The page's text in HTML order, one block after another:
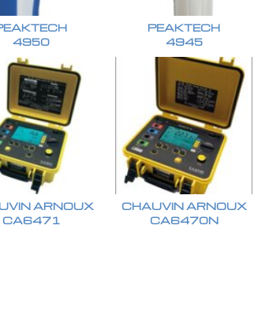
4950
PEAKTECH
4945
ARNOUX
CA6471
CHAUVIN ARNOUX
CA6470N